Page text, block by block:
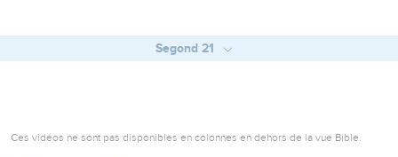
Segond 21
Ces vidéos ne sont pas disponibles en colonnes en dehors de la vue Bible.